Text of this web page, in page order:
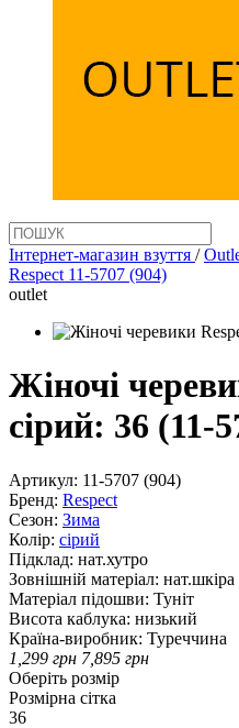
Інтернет-магазин взуття /
Respect 11-5707 (904)
outlet
Жіночі
сірий: 36 (11-
Артикул: 11-5707 (904)
Бренд: Respect
Сезон: Зима
Колір: сірий
Підклад: нат.хутро
Зовнішній матеріал: нат.шкіра
Матеріал підошви: Туніт
Висота каблука: низький
Країна-виробник: Туреччина
1,299 грн 7,895 грн
Оберіть розмір
Розмірна сітка
36